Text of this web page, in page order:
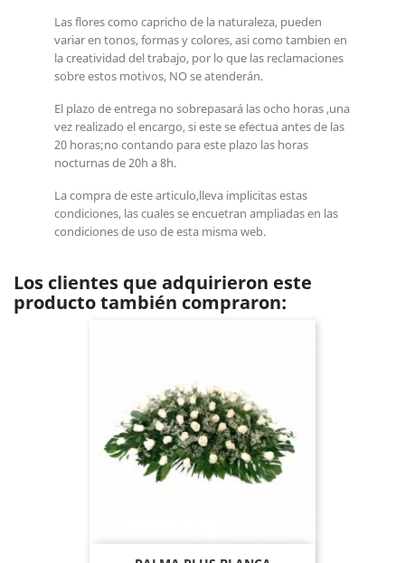
Las flores como capricho de la naturaleza, pueden
variar en tonos, formas y colores, asi como tambien en
la creatividad del trabajo, por lo que las reclamaciones
sobre estos motivos, NO se atenderán.
El plazo de entrega no sobrepasará las ocho horas ,una
vez realizado el encargo, si este se efectua antes de las
20 horas;no contando para este plazo las horas
nocturnas de 20h a 8h.
La compra de este articulo,lleva implicitas estas
condiciones, las cuales se encuetran ampliadas en las
condiciones de uso de esta misma web.
Los clientes que adquirieron este
producto también compraron: